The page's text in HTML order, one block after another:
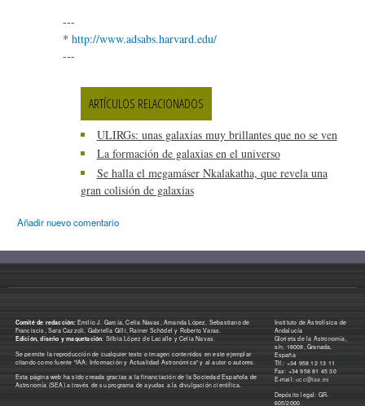
---
*http://www.adsabs.harvard.edu/
---
ARTÍCULOS RELACIONADOS
ULIRGs: unas galaxias muy brillantes que no se ven
La formación de galaxias en el universo
Se halla el megamáser Nkalakatha, que revela una
gran colisión de galaxias
Añadir nuevo comentario
Comité de redacción: Emilio J. García, Celia Navas, Amanda López, Sebastiano de
Franciscis, Sara Cazzoli, Gabriella Gilli, Rainer Schödel y Roberto Varas.
Edición, diseño y maquetación: Silbia López de Lacalle y Celia Navas.
Se permite la reproducción de cualquier texto o imagen contenidos en este ejemplar
citando como fuente "IAA: Información y Actualidad Astronómica" y al autor o autores.
Esta página web ha sido creada gracias a la financiación de la Sociedad Española de
Astronomía (SEA) a través de su programa de ayudas a la divulgación científica.
Instituto de Astrofísica de
Andalucía
Glorieta de la Astronomía,
s/n. 18008, Granada,
España
Tlf.: +34 958 12 13 11
Fax: +34 958 81 45 30
E-mail:ucc@iaa.es
Depósito legal: GR-
605/2000